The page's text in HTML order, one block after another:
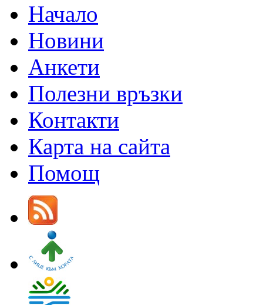
Начало
Новини
Анкети
Полезни връзки
Контакти
Карта на сайта
Помощ